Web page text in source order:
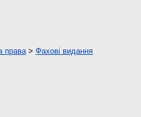
права> Фахові видання